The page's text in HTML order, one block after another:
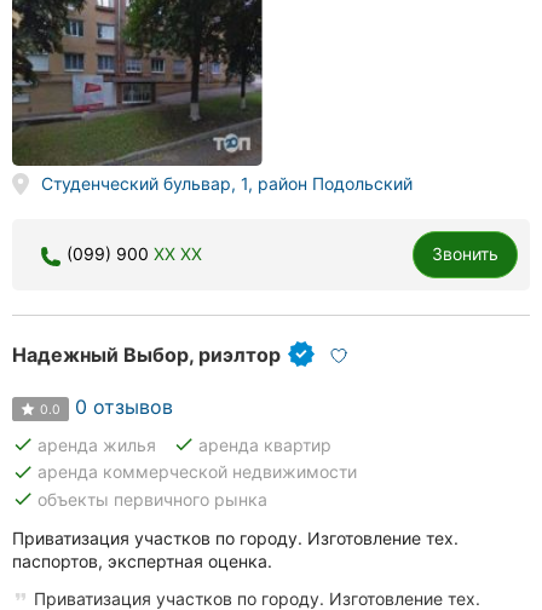
Студенческий бульвар, 1, район Подольский
(099) 900 XX XX Звонить
Надежный Выбор, риэлтор
0.0 0 отзывов
done аренда жилья done аренда квартир
done аренда коммерческой недвижимости
done объекты первичного рынка
Приватизация участков по городу. Изготовление тех.
паспортов, экспертная оценка.
Приватизация участков по городу. Изготовление тех.